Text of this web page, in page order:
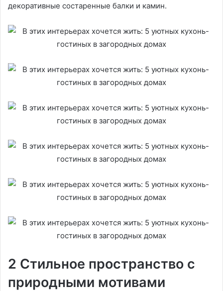
декоративные состаренные балки и камин.
2 Стильное пространство с
природными мотивами